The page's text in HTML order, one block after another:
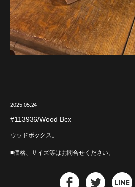
2025.05.24
#113936/Wood Box
ウッドボックス。
■価格、サイズ等はお問合せください。